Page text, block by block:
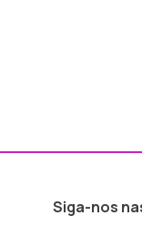
Siga-nos